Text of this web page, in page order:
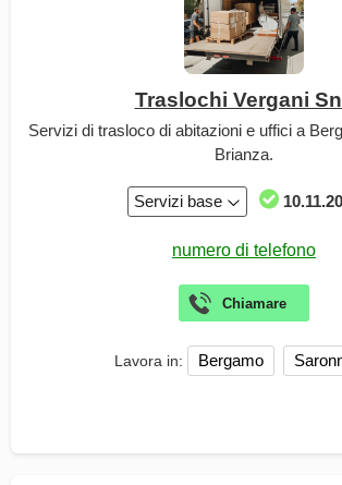
Traslochi Vergani
Servizi di trasloco di abitazioni e uffici a
Brianza.
Servizi base
Lavora in: Bergamo